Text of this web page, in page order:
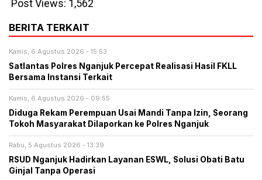
Post Views: 1,562
BERITA TERKAIT
Kamis, 6 Agustus 2026 - 15:53
Satlantas Polres Nganjuk Percepat Realisasi Hasil FKLL
Bersama Instansi Terkait
Kamis, 6 Agustus 2026 - 09:55
Diduga Rekam Perempuan Usai Mandi Tanpa Izin, Seorang
Tokoh Masyarakat Dilaporkan ke Polres Nganjuk
Rabu, 5 Agustus 2026 - 13:39
RSUD Nganjuk Hadirkan Layanan ESWL, Solusi Obati Batu
Ginjal Tanpa Operasi